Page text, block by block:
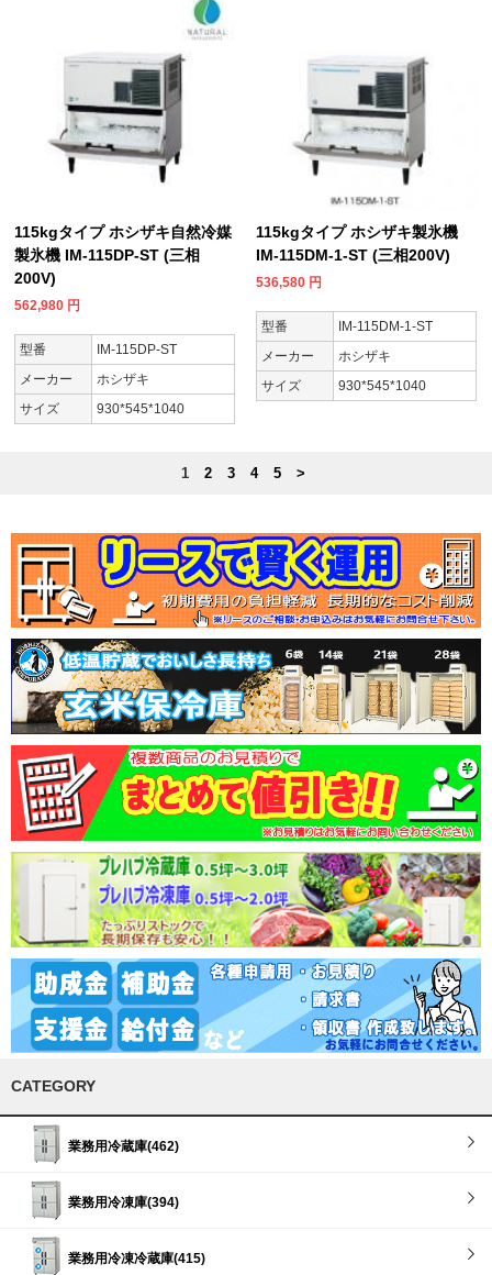
115kgタイプ ホシザキ自然冷媒
製氷機 IM-115DP-ST (三相
200V)
562,980 円
型番
IM-115DP-ST
メーカー
ホシザキ
サイズ
930*545*1040
115kgタイプ ホシザキ製氷機
IM-115DM-1-ST (三相200V)
536,580 円
型番
IM-115DM-1-ST
メーカー
ホシザキ
サイズ
930*545*1040
1 2 3 4 5 >
CATEGORY
業務用冷蔵庫(462)
業務用冷凍庫(394)
業務用冷凍冷蔵庫(415)